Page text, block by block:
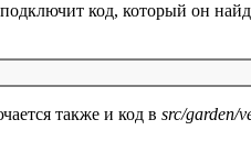
код, который он
также и код в src/garden/